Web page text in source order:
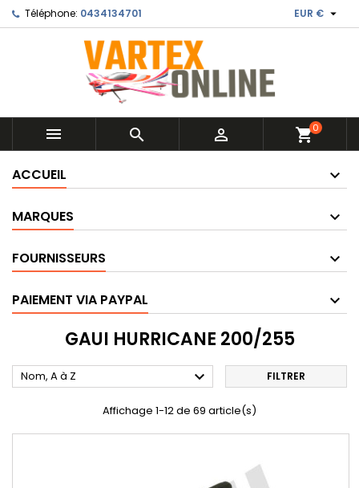
Téléphone: 0434134701 EUR € 
   shopping_cart0
ACCUEIL
MARQUES
FOURNISSEURS
PAIEMENT VIA PAYPAL
GAUI HURRICANE 200/255
Nom, A à Z  FILTRER
Affichage 1-12 de 69 article(s)